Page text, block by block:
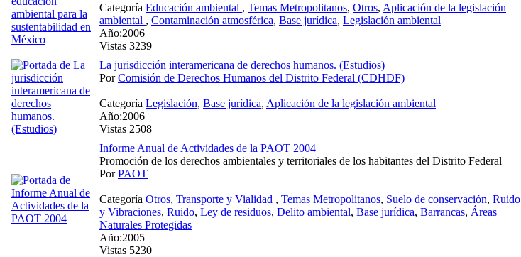
Categoría Educación ambiental , Temas Metropolitanos, Otros, Aplicación de la legislación
ambiental , Contaminación atmosférica, Base jurídica, Legislación ambiental
Año:2006
Vistas 3239
La jurisdicción interamericana de derechos humanos. (Estudios)
PorComisión de Derechos Humanos del Distrito Federal (CDHDF)
Categoría Legislación, Base jurídica, Aplicación de la legislación ambiental
Año:2006
Vistas 2508
Informe Anual de Actividades de la PAOT 2004
Promoción de los derechos ambientales y territoriales de los habitantes del Distrito Federal
PorPAOT
Categoría Otros, Transporte y Vialidad , Temas Metropolitanos, Suelo de conservación, Ruido
y Vibraciones, Ruido, Ley de residuos, Delito ambiental, Base jurídica, Barrancas, Áreas
Naturales Protegidas
Año:2005
Vistas 5230